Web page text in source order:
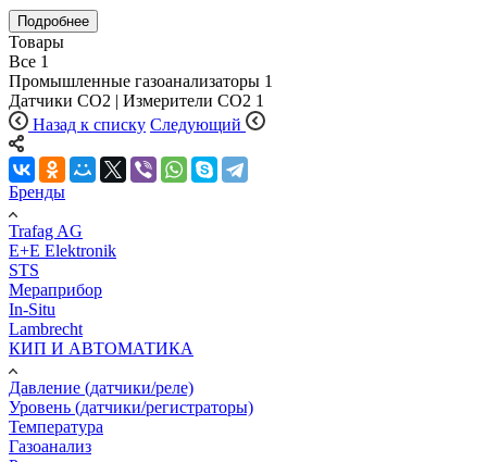
Подробнее
Товары
Все 1
Промышленные газоанализаторы 1
Датчики CO2 | Измерители СО2 1
Назад к списку Следующий
Бренды
Trafag AG
E+E Elektronik
STS
Мераприбор
In-Situ
Lambrecht
КИП И АВТОМАТИКА
Давление (датчики/реле)
Уровень (датчики/регистраторы)
Температура
Газоанализ